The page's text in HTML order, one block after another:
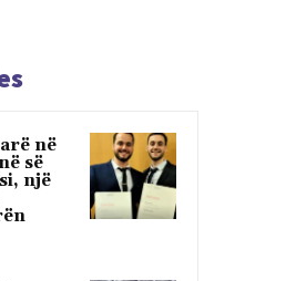
në
së
një